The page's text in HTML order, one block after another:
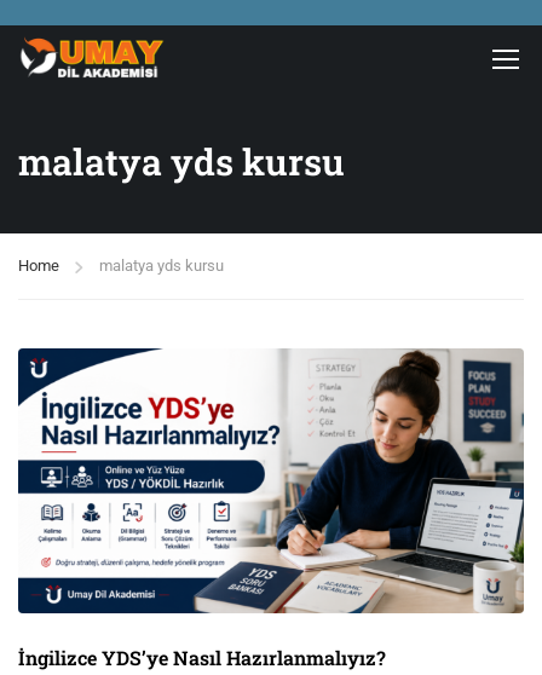
malatya yds kursu
Home malatya yds kursu
İngilizce YDS’ye Nasıl Hazırlanmalıyız?